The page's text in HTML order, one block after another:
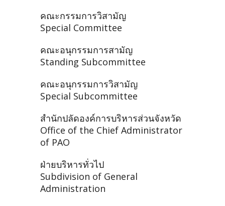
คณะกรรมการวิสามัญ
Special Committee
คณะอนุกรรมการสามัญ
Standing Subcommittee
คณะอนุกรรมการวิสามัญ
Special Subcommittee
สำนักปลัดองค์การบริหารส่วนจังหวัด
Office of the Chief Administrator
of PAO
ฝ่ายบริหารทั่วไป
Subdivision of General
Administration